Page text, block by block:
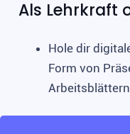
Als Lehrkraft
Hole dir
Form von